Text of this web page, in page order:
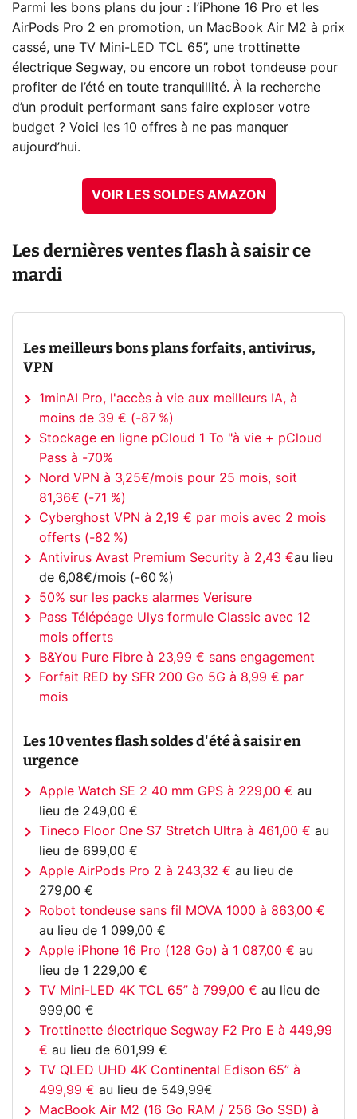
Parmi les bons plans du jour : l’iPhone 16 Pro et les
AirPods Pro 2 en promotion, un MacBook Air M2 à prix
cassé, une TV Mini-LED TCL 65”, une trottinette
électrique Segway, ou encore un robot tondeuse pour
profiter de l’été en toute tranquillité. À la recherche
d’un produit performant sans faire exploser votre
budget ? Voici les 10 offres à ne pas manquer
aujourd’hui.
VOIR LES SOLDES AMAZON
Les dernières ventes flash à saisir ce
mardi
Les meilleurs bons plans forfaits, antivirus,
VPN
1minAI Pro, l'accès à vie aux meilleurs IA, à
moins de 39 € (-87 %)
Stockage en ligne pCloud 1 To "à vie + pCloud
Pass à -70%
Nord VPN à 3,25€/mois pour 25 mois, soit
81,36€ (-71 %)
Cyberghost VPN à 2,19 € par mois avec 2 mois
offerts (-82 %)
Antivirus Avast Premium Security à 2,43 €au lieu
de 6,08€/mois (-60 %)
50% sur les packs alarmes Verisure
Pass Télépéage Ulys formule Classic avec 12
mois offerts
B&You Pure Fibre à 23,99 € sans engagement
Forfait RED by SFR 200 Go 5G à 8,99 € par
mois
Les 10 ventes flash soldes d'été à saisir en
urgence
Apple Watch SE 2 40 mm GPS à 229,00 € au
lieu de 249,00 €
Tineco Floor One S7 Stretch Ultra à 461,00 € au
lieu de 699,00 €
Apple AirPods Pro 2 à 243,32 €au lieu de
279,00 €
Robot tondeuse sans fil MOVA 1000 à 863,00 €
au lieu de 1 099,00 €
Apple iPhone 16 Pro (128 Go) à 1 087,00 € au
lieu de 1 229,00 €
TV Mini-LED 4K TCL 65” à 799,00 € au lieu de
999,00 €
Trottinette électrique Segway F2 Pro E à 449,99
€ au lieu de 601,99 €
TV QLED UHD 4K Continental Edison 65” à
499,99 € au lieu de 549,99€
MacBook Air M2 (16 Go RAM / 256 Go SSD) à